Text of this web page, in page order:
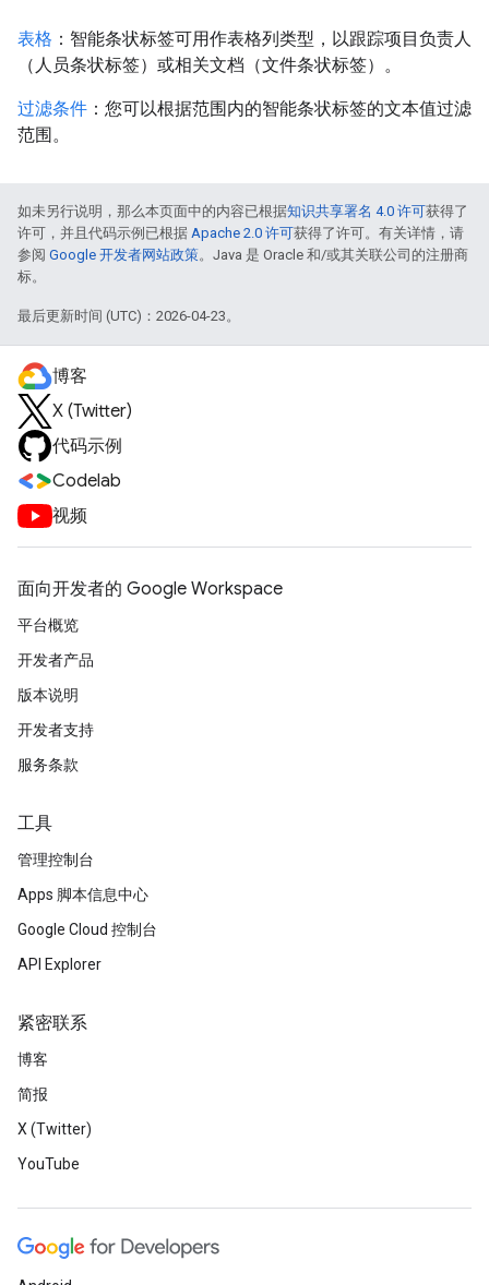
表格 ：智能条状标签可用作表格列类型，以跟踪项目负责人
（人员条状标签）或相关文档（文件条状标签）。
过滤条件 ：您可以根据范围内的智能条状标签的文本值过滤
范围。
如未另行说明，那么本页面中的内容已根据知识共享署名 4.0 许可获得了
许可，并且代码示例已根据 Apache 2.0 许可获得了许可。有关详情，请
参阅 Google 开发者网站政策。Java 是 Oracle 和/或其关联公司的注册商
标。
最后更新时间 (UTC)：2026-04-23。
博客
X (Twitter)
代码示例
Codelab
视频
面向开发者的 Google Workspace
平台概览
开发者产品
版本说明
开发者支持
服务条款
工具
管理控制台
Apps 脚本信息中心
Google Cloud 控制台
API Explorer
紧密联系
博客
简报
X (Twitter)
YouTube